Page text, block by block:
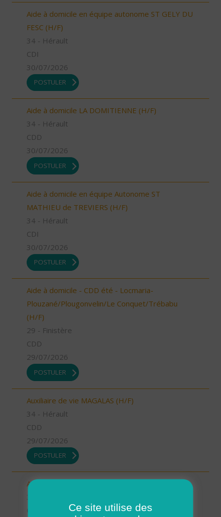
Aide à domicile en équipe autonome ST GELY DU
FESC (H/F)
34 - Hérault
CDI
30/07/2026
POSTULER
Aide à domicile LA DOMITIENNE (H/F)
34 - Hérault
CDD
30/07/2026
POSTULER
Aide à domicile en équipe Autonome ST
MATHIEU de TREVIERS (H/F)
34 - Hérault
CDI
30/07/2026
POSTULER
Aide à domicile - CDD été - Locmaria-
Plouzané/Plougonvelin/Le Conquet/Trébabu
(H/F)
29 - Finistère
CDD
29/07/2026
POSTULER
Auxiliaire de vie MAGALAS (H/F)
34 - Hérault
CDD
29/07/2026
POSTULER
Aide à domicile BEZIERS (H/F)
Ce site utilise des